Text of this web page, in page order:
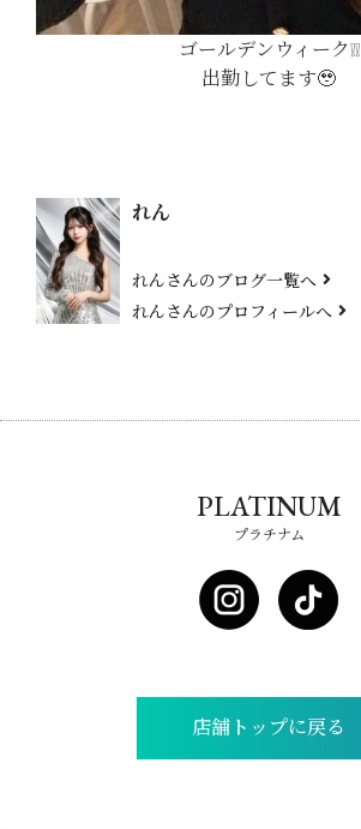
ゴールデンウィーク❕❕
出勤してます🥹
れん
れんさんのブログ一覧へ
れんさんのプロフィールへ
PLATINUM
プラチナム
店舗トップに戻る